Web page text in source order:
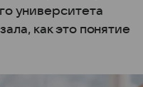
университета
как это понятие